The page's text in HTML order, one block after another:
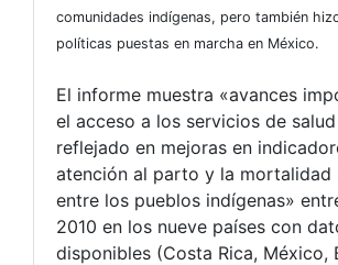
comunidades indígenas, pero también
políticas puestas en marcha en México.
El informe muestra «avances
el acceso a los servicios de
reflejado en mejoras en
atención al parto y la mortalidad
entre los pueblos indígenas»
2010 en los nueve países con
disponibles (Costa Rica, México,